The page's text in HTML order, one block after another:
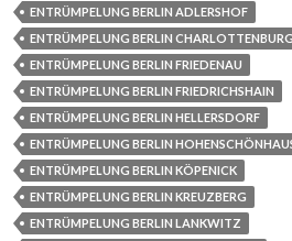
ENTRÜMPELUNG BERLIN ADLERSHOF
ENTRÜMPELUNG BERLIN CHARLOTTENBURG
ENTRÜMPELUNG BERLIN FRIEDENAU
ENTRÜMPELUNG BERLIN FRIEDRICHSHAIN
ENTRÜMPELUNG BERLIN HELLERSDORF
ENTRÜMPELUNG BERLIN
ENTRÜMPELUNG BERLIN KÖPENICK
ENTRÜMPELUNG BERLIN KREUZBERG
ENTRÜMPELUNG BERLIN LANKWITZ